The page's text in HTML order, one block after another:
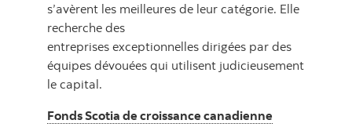
s’avèrent les meilleures de leur catégorie. Elle
recherche des
entreprises exceptionnelles dirigées par des
équipes dévouées qui utilisent judicieusement
le capital.
Fonds Scotia de croissance canadienne